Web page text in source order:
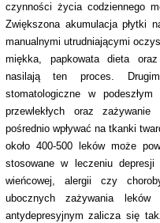
czynności życia codziennego
Zwiększona akumulacja płytki
manualnymi utrudniającymi
miękka, papkowata dieta
nasilają ten proces.
stomatologiczne w
przewlekłych oraz
pośrednio wpływać na tkanki
około 400-500 leków może
stosowane w leczeniu
wieńcowej, alergii czy
ubocznych zażywania leków
antydepresyjnym zalicza się